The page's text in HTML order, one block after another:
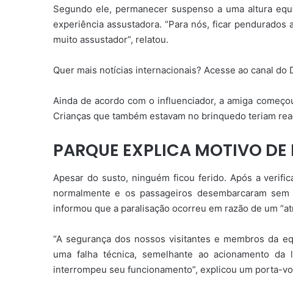
Segundo ele, permanecer suspenso a uma altura
experiência assustadora. “Para nós, ficar
muito assustador”, relatou.
Quer mais notícias internacionais? Acesse ao canal do
Ainda de acordo com o influenciador, a amiga
Crianças que também estavam no brinquedo teriam
PARQUE EXPLICA MOTIVO
Apesar do susto, ninguém ficou ferido. Após a
normalmente e os passageiros desembarcaram
informou que a paralisação ocorreu em razão de um
“A segurança dos nossos visitantes e membros da
uma falha técnica, semelhante ao acionamento
interrompeu seu funcionamento”, explicou um porta-